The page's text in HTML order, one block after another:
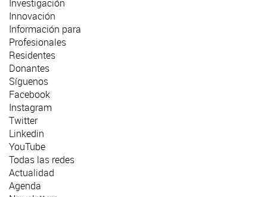
Investigación
Innovación
Información para
Profesionales
Residentes
Donantes
Síguenos
Facebook
Instagram
Twitter
Linkedin
YouTube
Todas las redes
Actualidad
Agenda